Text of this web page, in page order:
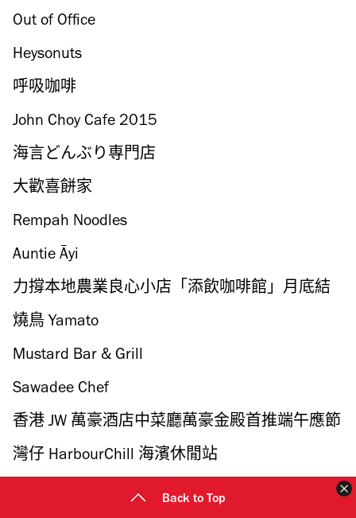
Out of Office
Heysonuts
呼吸咖啡
John Choy Cafe 2015
海言どんぶり専門店
大歡喜餅家
Rempah Noodles
Auntie Āyi
力撐本地農業良心小店「添飲咖啡館」月底結
業
燒鳥 Yamato
Mustard Bar & Grill
Sawadee Chef
香港 JW 萬豪酒店中菜廳萬豪金殿首推端午應節
糉子禮盒
灣仔 HarbourChill 海濱休閒站
Back to Top